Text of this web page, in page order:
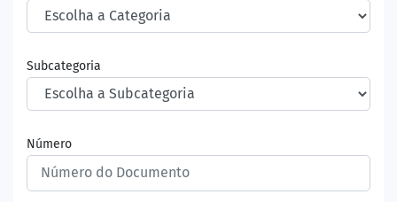
Subcategoria
Número